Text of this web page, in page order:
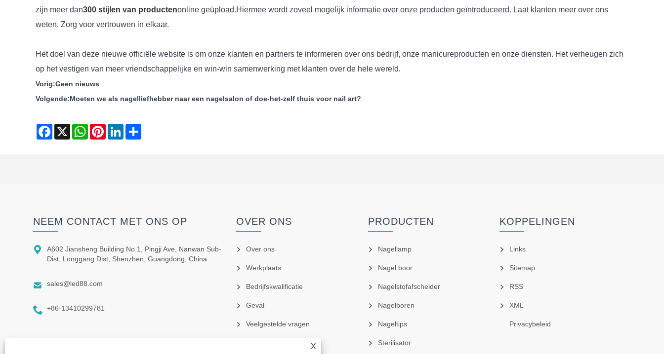
zijn meer dan300 stijlen van productenonline geüpload.Hiermee wordt zoveel mogelijk informatie over onze producten geïntroduceerd. Laat klanten meer over ons
weten. Zorg voor vertrouwen in elkaar.
Het doel van deze nieuwe officiële website is om onze klanten en partners te informeren over ons bedrijf, onze manicureproducten en onze diensten. Het verheugen zich
op het vestigen van meer vriendschappelijke en win-win samenwerking met klanten over de hele wereld.
Vorig:Geen nieuws
Volgende:Moeten we als nagelliefhebber naar een nagelsalon of doe-het-zelf thuis voor nail art?
Facebook
X WhatsAppPinterestLinkedIn
X
NEEM CONTACT MET ONS OP

A602 Jiansheng Building No.1, Pingji Ave, Nanwan Sub-
Dist, Longgang Dist, Shenzhen, Guangdong, China
 sales@led88.com
 +86-13410299781
OVER ONS
Over ons
Werkplaats
Bedrijfskwalificatie
Geval
Veelgestelde vragen
PRODUCTEN
Nagellamp
Nagel boor
Nagelstofafscheider
Nagelboren
Nageltips
Sterilisator
KOPPELINGEN
Links
Sitemap
RSS
XML
Privacybeleid